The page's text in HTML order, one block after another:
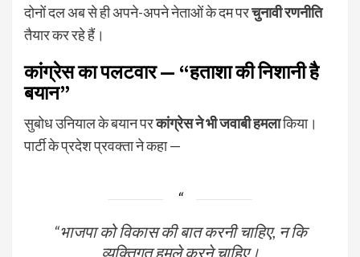
दोनों दल अब से ही अपने-अपने नेताओं के दम परचुनावी रणनीति
तैयार कर रहे हैं।
कांग्रेस का पलटवार — “हताशा की निशानी है
बयान”
सुबोध उनियाल के बयान परकांग्रेस ने भी जवाबी हमलाकिया।
पार्टी के प्रदेश प्रवक्ता ने कहा —
“भाजपा को विकास की बात करनी चाहिए, न कि
व्यक्तिगत हमले करने चाहिए।